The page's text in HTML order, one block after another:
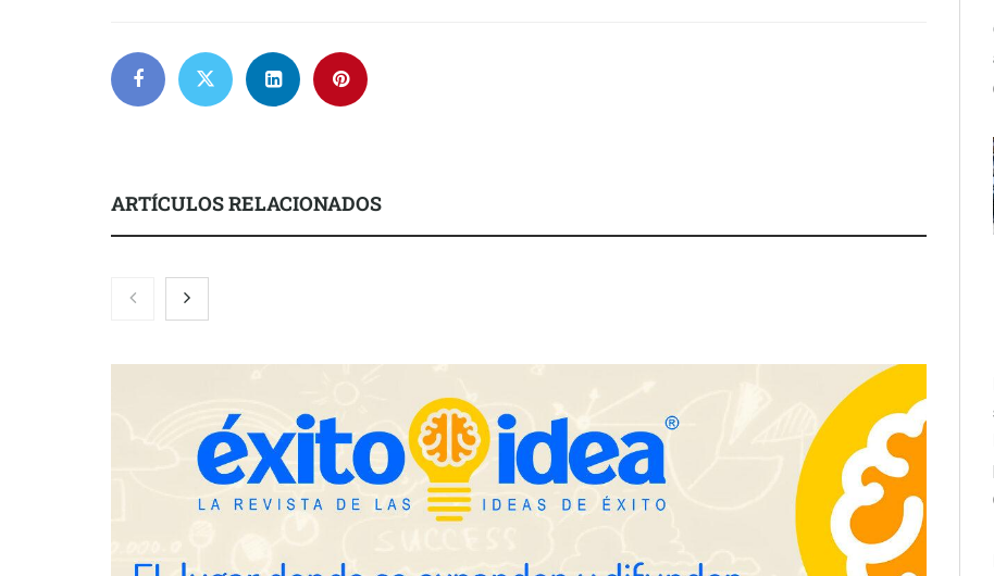
ARTÍCULOS RELACIONADOS
El nuevo mapa de zonas
tensionadas abre nuevos frentes
Gestoría Online reduce a unas
horas el alta de autónomo